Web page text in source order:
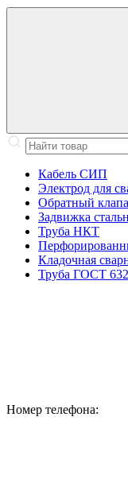
Кабель СИП
Электрод для
Обратный
Задвижка
Труба НКТ
Кладочная
Труба ГОСТ
Номер телефона: